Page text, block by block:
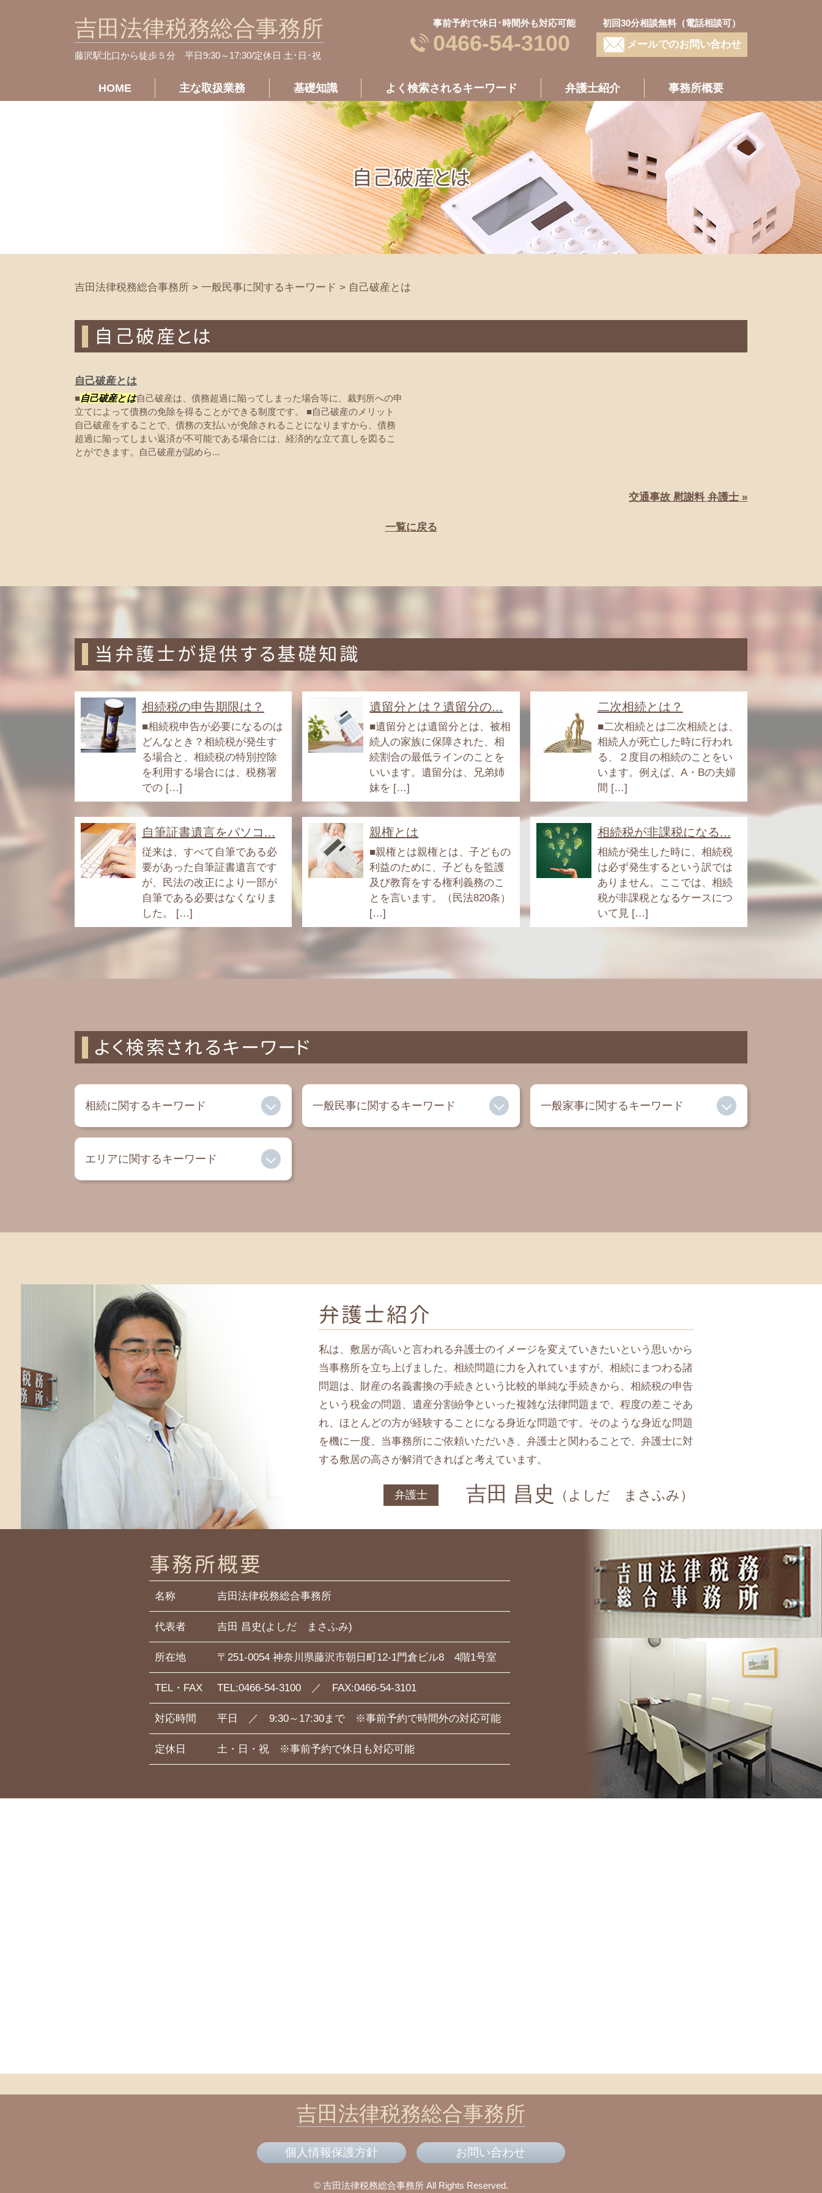
自己破産とは
吉田法律税務総合事務所
藤沢駅北口から徒歩５分 平日9:30～17:30/定休日 土･日･祝
事前予約で休日･時間外も対応可能
0466-54-3100
初回30分相談無料（電話相談可）
メールでのお問い合わせ
HOME 主な取扱業務 基礎知識 よく検索されるキーワード 弁護士紹介 事務所概要
吉田法律税務総合事務所 > 一般民事に関するキーワード > 自己破産とは
自己破産とは
自己破産とは
■自己破産とは自己破産は、債務超過に陥ってしまった場合等に、裁判所への申
立てによって債務の免除を得ることができる制度です。 ■自己破産のメリット
自己破産をすることで、債務の支払いが免除されることになりますから、債務
超過に陥ってしまい返済が不可能である場合には、経済的な立て直しを図るこ
とができます。自己破産が認めら...
交通事故 慰謝料 弁護士 »
一覧に戻る
当弁護士が提供する基礎知識
相続税の申告期限は？
■相続税申告が必要になるのは
どんなとき？相続税が発生す
る場合と、相続税の特別控除
を利用する場合には、税務署
での […]
遺留分とは？遺留分の...
■遺留分とは遺留分とは、被相
続人の家族に保障された、相
続割合の最低ラインのことを
いいます。遺留分は、兄弟姉
妹を […]
二次相続とは？
■二次相続とは二次相続とは、
相続人が死亡した時に行われ
る、２度目の相続のことをい
います。例えば、A・Bの夫婦
間 […]
自筆証書遺言をパソコ...
従来は、すべて自筆である必
要があった自筆証書遺言です
が、民法の改正により一部が
自筆である必要はなくなりま
した。 […]
親権とは
■親権とは親権とは、子どもの
利益のために、子どもを監護
及び教育をする権利義務のこ
とを言います。（民法820条）
[…]
相続税が非課税になる...
相続が発生した時に、相続税
は必ず発生するという訳では
ありません。ここでは、相続
税が非課税となるケースにつ
いて見 […]
よく検索されるキーワード
相続に関するキーワード
兄弟 遺留分
事業承継
相続放棄 申述書 書き方
相続人 兄弟 不公平
寄与分 相続人以外
成年後見制度 手続き
相続 税金 対策
遺留分 侵害額請求権
遺留分 放棄
相続 基礎控除
限定承認 手続き
相続放棄 保険金
一般民事に関するキーワード 一般家事に関するキーワード
離婚 弁護士
エリアに関するキーワード
相続税 茅ヶ崎 税理士
遺言書 町田 弁護士
相続税 町田 弁護士
相続 寒川 弁護士
相続 大和 税理士
相続税 鎌倉 弁護士
相続 大和 弁護士
遺言書 平塚 税理士
遺言書 相模原 弁護士
相続税 町田 税理士
相続 茅ヶ崎 弁護士
相続税 鎌倉 税理士
遺言書 町田 税理士
遺言書 茅ヶ崎 弁護士
弁護士紹介
私は、敷居が高いと言われる弁護士のイメージを変えていきたいという思いから
当事務所を立ち上げました。相続問題に力を入れていますが、相続にまつわる諸
問題は、財産の名義書換の手続きという比較的単純な手続きから、相続税の申告
という税金の問題、遺産分割紛争といった複雑な法律問題まで、程度の差こそあ
れ、ほとんどの方が経験することになる身近な問題です。そのような身近な問題
を機に一度、当事務所にご依頼いただいき、弁護士と関わることで、弁護士に対
する敷居の高さが解消できればと考えています。
弁護士 吉田 昌史 （よしだ まさふみ）
事務所概要
名称 吉田法律税務総合事務所
代表者 吉田 昌史(よしだ まさふみ)
所在地 〒251-0054 神奈川県藤沢市朝日町12-1門倉ビル8 4階1号室
TEL・FAX TEL:0466-54-3100 ／ FAX:0466-54-3101
対応時間 平日 ／ 9:30～17:30まで ※事前予約で時間外の対応可能
定休日 土・日・祝 ※事前予約で休日も対応可能
吉田法律税務総合事務所
個人情報保護方針 お問い合わせ
© 吉田法律税務総合事務所 All Rights Reserved.